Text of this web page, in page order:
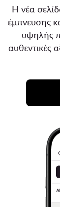
Η νέα
έμπνευσης
υψηλής
αυθεντικές